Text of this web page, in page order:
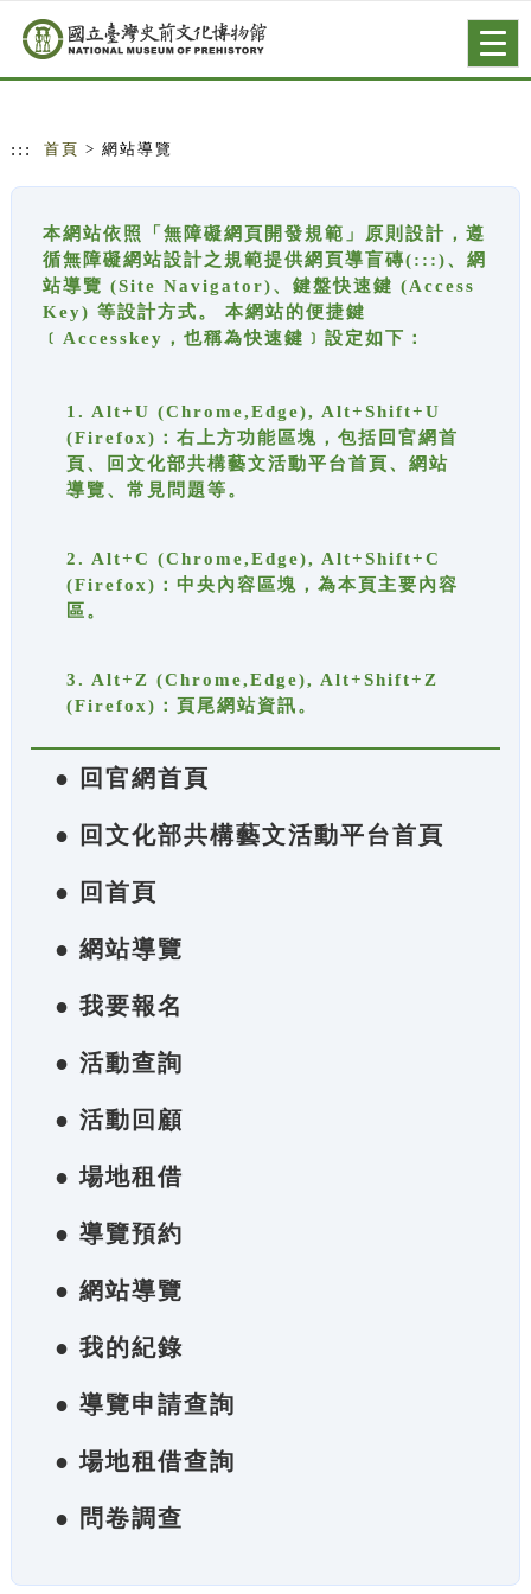
跳到主要內容
網站導覽
::: 首頁 > 網站導覽
本網站依照「無障礙網頁開發規範」原則設計，遵
循無障礙網站設計之規範提供網頁導盲磚(:::)、網
站導覽 (Site Navigator)、鍵盤快速鍵 (Access
Key) 等設計方式。 本網站的便捷鍵
﹝Accesskey，也稱為快速鍵﹞設定如下：
1. Alt+U (Chrome,Edge), Alt+Shift+U
(Firefox)：右上方功能區塊，包括回官網首
頁、回文化部共構藝文活動平台首頁、網站
導覽、常見問題等。
2. Alt+C (Chrome,Edge), Alt+Shift+C
(Firefox)：中央內容區塊，為本頁主要內容
區。
3. Alt+Z (Chrome,Edge), Alt+Shift+Z
(Firefox)：頁尾網站資訊。
● 回官網首頁
● 回文化部共構藝文活動平台首頁
● 回首頁
● 網站導覽
● 我要報名
● 活動查詢
● 活動回顧
● 場地租借
● 導覽預約
● 網站導覽
● 我的紀錄
● 導覽申請查詢
● 場地租借查詢
● 問卷調查